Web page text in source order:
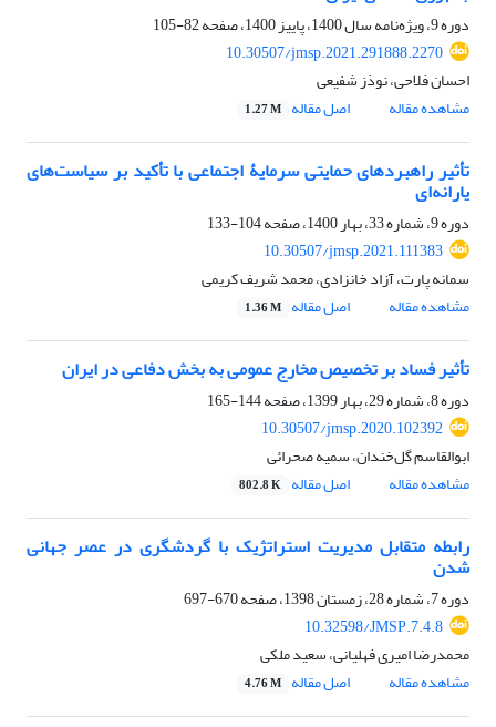
دوره 9، ویژه‌نامه سال 1400، پاییز 1400، صفحه
82-105
10.30507/jmsp.2021.291888.2270
احسان فلاحی، نوذز شفیعی
مشاهده مقاله
اصل مقاله 1.27 M
تأثیر راهبردهای حمایتی سرمایۀ اجتماعی با تأکید بر سیاست‌های
یارانه‌ای
دوره 9، شماره 33، بهار 1400، صفحه
104-133
10.30507/jmsp.2021.111383
سمانه پارت، آزاد خانزادی، محمد شریف کریمی
مشاهده مقاله
اصل مقاله 1.36 M
تأثیر فساد بر تخصیص مخارج عمومی به بخش دفاعی در ایران
دوره 8، شماره 29، بهار 1399، صفحه
144-165
10.30507/jmsp.2020.102392
ابوالقاسم گلخندان، سمیه صحرائی
مشاهده مقاله
اصل مقاله 802.8 K
رابطه متقابل مدیریت استراتژیک با گردشگری در عصر جهانی
شدن
دوره 7، شماره 28، زمستان 1398، صفحه
670-697
10.32598/JMSP.7.4.8
محمدرضا امیری فهلیانی، سعید ملکی
مشاهده مقاله
اصل مقاله 4.76 M